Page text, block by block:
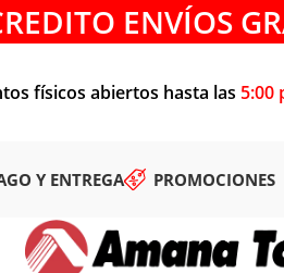
ENVÍOS
físicos abiertos hasta las 5:00
Y ENTREGA PROMOCIONES